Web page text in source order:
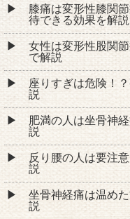
膝痛は変形性膝関
待できる効果を解説
女性は変形性股関
で解説
座りすぎは危険！
説
肥満の人は坐骨神
説
反り腰の人は要注
説
坐骨神経痛は温め
説